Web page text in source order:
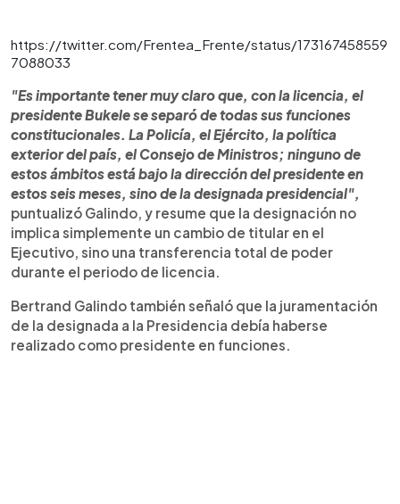
https://twitter.com/Frentea_Frente/status/173167458559
7088033
"Es importante tener muy claro que, con la licencia, el
presidente Bukele se separó de todas sus funciones
constitucionales. La Policía, el Ejército, la política
exterior del país, el Consejo de Ministros; ninguno de
estos ámbitos está bajo la dirección del presidente en
estos seis meses, sino de la designada presidencial",
puntualizó Galindo, y resume que la designación no
implica simplemente un cambio de titular en el
Ejecutivo, sino una transferencia total de poder
durante el periodo de licencia.
Bertrand Galindo también señaló que la juramentación
de la designada a la Presidencia debía haberse
realizado como presidente en funciones.